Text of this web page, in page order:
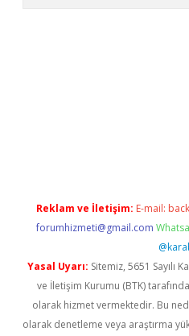
Reklam ve İletişim: E-mail:
forumhizmeti@gmail.com
Yasal Uyarı: Sitemiz, 5651 Sayılı
ve İletişim Kurumu (BTK)
olarak hizmet vermektedir. Bu
olarak denetleme veya araştırma